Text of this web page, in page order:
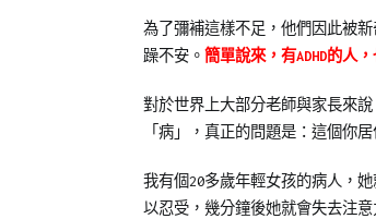
為了彌補這樣不足，他們因此被
躁不安。 簡單說來，有ADHD的人
對於世界上大部分老師與家長來說
「病」，真正的問題是：這個你
我有個20多歲年輕女孩的病人，
以忍受，幾分鐘後她就會失去注